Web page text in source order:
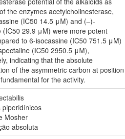
the enzymes acetylcholinesterase,
(IC50 14.5 μM) and (–)-
(IC50 29.9 μM) were more potent
to 6-isocassine (IC50 751.5 μM)
(IC50 2950.5 μM),
indicating that the absolute
of the asymmetric carbon at position
for the activity.
piperidínicos
Mosher
absoluta